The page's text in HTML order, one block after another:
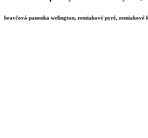
bravčová panenka welington, zemiakové pyré, zemiakové